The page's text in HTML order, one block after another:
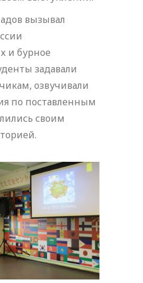
вызывал
и бурное
задавали
озвучивали
по поставленным
своим